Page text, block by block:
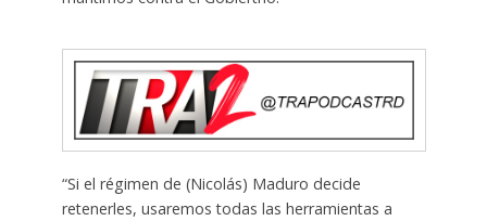
“Si el régimen de (Nicolás) Maduro decide
retenerles, usaremos todas las herramientas a